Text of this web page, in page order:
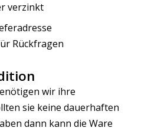
verzinkt
Rückfragen
wir ihre
sie keine dauerhaften
dann kann die Ware